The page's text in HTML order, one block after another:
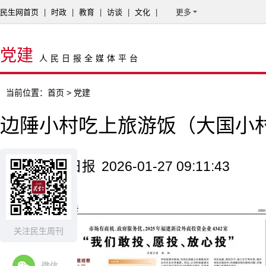
关注民生周刊
民生网首页 时政 教育 访谈 文化 更多
党建 人民日报全媒体平台
当前位置： 首页 > 党建
边陲小村吃上旅游饭（大国小
来源：人民日报 2026-01-27 09:11:43